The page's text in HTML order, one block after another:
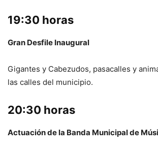
19:30 horas
Gran Desfile Inaugural
Gigantes y Cabezudos, pasacalles y
las calles del municipio.
20:30 horas
Actuación de la Banda Municipal de